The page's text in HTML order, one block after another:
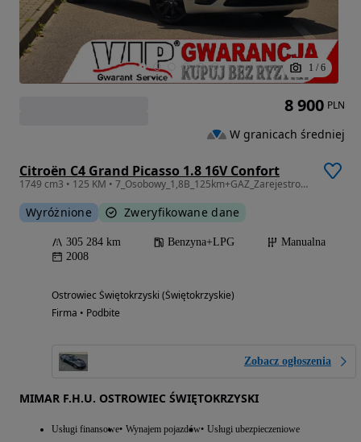
1 / 6
Citroën C4 Grand Picasso 1.8 16V Confort
1749 cm3 • 125 KM • 7_Osobowy_1,8B_125km+GAZ_Zarejestrowany_Gwarancja_12m.
Wyróżnione Zweryfikowane dane
305 284 km Benzyna+LPG
Manualna
2008
Ostrowiec Świętokrzyski (Świętokrzyskie)
Firma • Podbite
Zobacz ogłoszenia
MIMAR F.H.U. OSTROWIEC ŚWIĘTOKRZYSKI
Usługi finansowe Wynajem pojazdów Usługi ubezpieczeniowe
8 900 PLN
W granicach średniej